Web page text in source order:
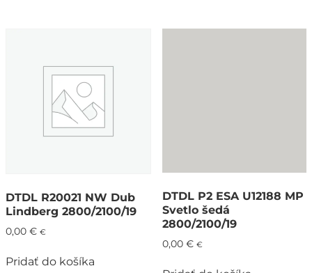
DTDL R20021 NW Dub
Lindberg 2800/2100/19
0,00 € €
Pridať do košíka
DTDL P2 ESA U12188 MP
Svetlo šedá
2800/2100/19
0,00 € €